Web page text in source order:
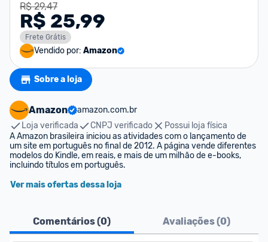
R$ 29,47
R$ 25,99
Frete Grátis
Vendido por: Amazon
Sobre a loja
Amazon
amazon.com.br
Loja verificada
CNPJ verificado
Possui loja física
A Amazon brasileira iniciou as atividades com o lançamento de
um site em português no final de 2012. A página vende diferentes
modelos do Kindle, em reais, e mais de um milhão de e-books,
incluindo títulos em português.
Ver mais ofertas dessa loja
Comentários (0) Avaliações (0)